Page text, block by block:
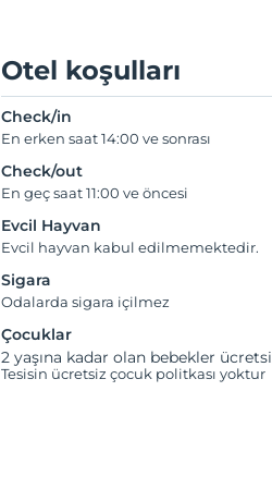
Otel koşulları
Check/in
En erken saat 14:00 ve sonrası
Check/out
En geç saat 11:00 ve öncesi
Evcil Hayvan
Evcil hayvan kabul edilmemektedir.
Sigara
Odalarda sigara içilmez
Çocuklar
2 yaşına kadar olan bebekler
Tesisin ücretsiz çocuk politkası yoktur